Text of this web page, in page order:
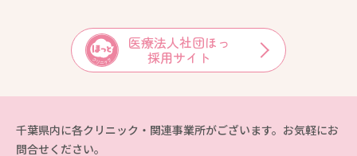
医療法人社団ほっ
採用サイト
千葉県内に各クリニック・関連事業所がございます。お気軽にお
問合せください。